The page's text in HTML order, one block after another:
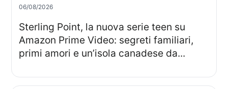
06/08/2026
Sterling Point, la nuova serie teen su
Amazon Prime Video: segreti familiari,
primi amori e un’isola canadese da...